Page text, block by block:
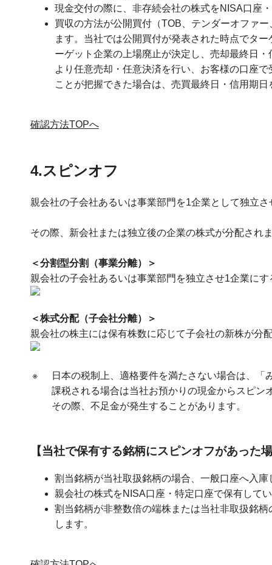
現金交付の際に、非存続会社の株式をNISA口座
買収の方法が公開買付（TOB、テンダーオファ
ます。当社では公開買付が発表された時点でタ
ーゲット企業の上場廃止が決定し、売却最終日
より任意売却・任意決済を行い、お客様の口座
ことが把握できた場合は、売買最終日・信用期日
確認方法TOPへ
4.スピンオフ
親会社の子会社あるいは事業部門を1企業として独立さ
その際、新会社または独立後の企業の株式が分配され
＜分割型分割（事業分離）＞
親会社の子会社あるいは事業部門を独立させ1企業にす
＜株式分配（子会社分離）＞
親会社の株主には保有株数に応じて子会社の新株が分
※
日本の税制上、適格要件を満たさない場合は、「
課税される場合は当社お預かりの現金からスピン
その際、不足金が発生することがあります。
【当社で保有する銘柄にスピンオフがあった
割当銘柄が当社取扱銘柄の場合、一般口座へ入庫
親会社の株式をNISA口座・特定口座で保有して
割当銘柄が非整数倍の端株または当社非取扱銘
します。